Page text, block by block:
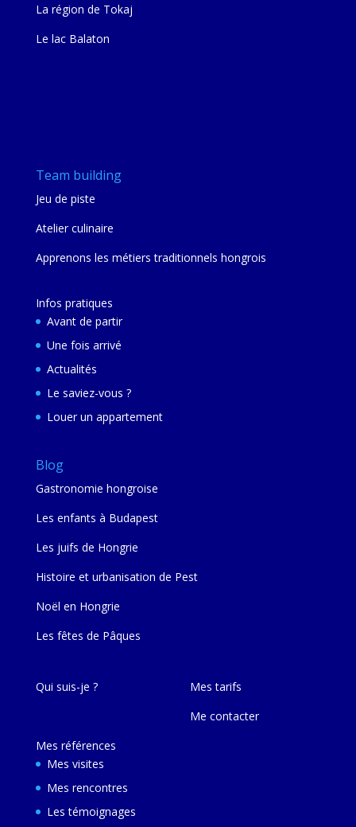
La région de Tokaj
Le lac Balaton
Team building
Jeu de piste
Atelier culinaire
Apprenons les métiers traditionnels hongrois
Infos pratiques
Avant de partir
Une fois arrivé
Actualités
Le saviez-vous ?
Louer un appartement
Blog
Gastronomie hongroise
Les enfants à Budapest
Les juifs de Hongrie
Histoire et urbanisation de Pest
Noël en Hongrie
Les fêtes de Pâques
Qui suis-je ?
Mes références
Mes visites
Mes rencontres
Les témoignages
Mes tarifs
Me contacter